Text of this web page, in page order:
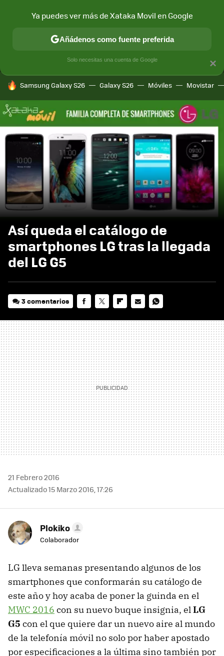
MÓVIL Y SOCIEDAD APLICACIONES
HOY SE HABLA DE
Samsung Galaxy S26 Galaxy S26 Móviles Movistar
Así queda el catálogo de
smartphones LG tras la llegada
del LG G5
3 comentarios
MAIL
21 Febrero 2016
Actualizado 15 Marzo 2016, 17:26
Plokiko
Colaborador
LG lleva semanas presentando algunos de los
smartphones que conformarán su catálogo de
este año y hoy acaba de poner la guinda en el
MWC 2016 con su nuevo buque insignia, elLG
G5 con el que quiere dar un nuevo aire al mundo
de la telefonía móvil no solo por haber apostado
por especificaciones a la última sino también por
×
Ya puedes ver más de Xataka Movil en Google
Añádenos como fuente preferida
Solo necesitas una cuenta de Google